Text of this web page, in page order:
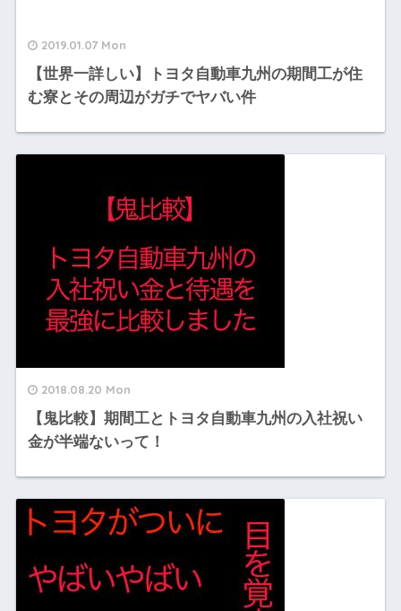
2019.01.07 Mon
【世界一詳しい】トヨタ自動車九州の期間工が住
む寮とその周辺がガチでヤバい件
2018.08.20 Mon
【鬼比較】期間工とトヨタ自動車九州の入社祝い
金が半端ないって！